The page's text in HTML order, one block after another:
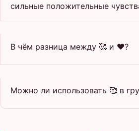
сильные положительные
В чём разница между 🥰 и ❤️?
Можно ли использовать 🥰 в